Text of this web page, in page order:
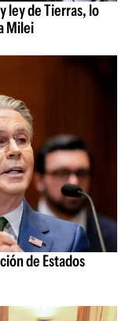
ley de Tierras, lo
Milei
de Estados